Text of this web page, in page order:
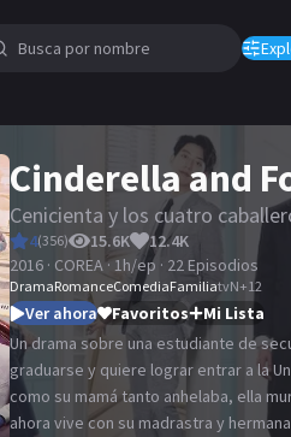
Cinderella and
Cenicienta y los cuatro
4(356) 15.6K
12.4K
2016 · COREA · 1h/ep · 22 Episodios
DramaRomanceComediaFamiliatvN+12
Ver ahora Favoritos
Mi Lista
Un drama sobre una estudiante de
graduarse y quiere lograr entrar a la
como su mamá tanto anhelaba, ella
ahora vive con su madrastra y